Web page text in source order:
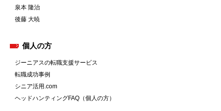
泉本 隆治
後藤 大暁
個人の方
ジーニアスの転職支援サービス
転職成功事例
シニア活用.com
ヘッドハンティングFAQ（個人の方）